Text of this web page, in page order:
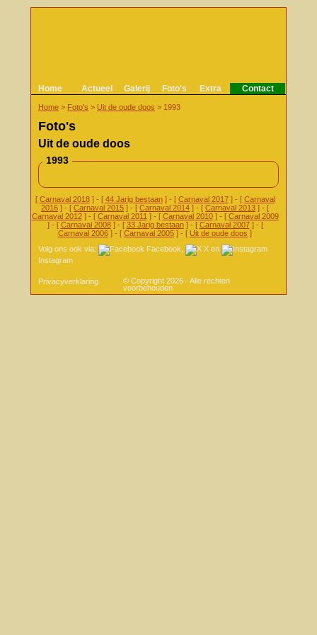
Home Actueel Galerij Foto's Extra Contact
Home > Foto's > Uit de oude doos > 1993
Foto's
Uit de oude doos
1993
[ Carnaval 2018] - [ 44 Jarig bestaan] - [ Carnaval 2017] - [ Carnaval
2016 ] - [ Carnaval 2015 ] - [ Carnaval 2014 ] - [ Carnaval 2013 ] - [
Carnaval 2012] - [ Carnaval 2011 ] - [ Carnaval 2010] - [ Carnaval 2009
] - [ Carnaval 2008] - [ 33 Jarig bestaan] - [ Carnaval 2007] - [
Carnaval 2006 ] - [ Carnaval 2005 ] - [ Uit de oude doos ]
Volg ons ook via:
Facebook X en
Instagram
Privacyverklaring
© Copyright 2026 - Alle rechten
voorbehouden